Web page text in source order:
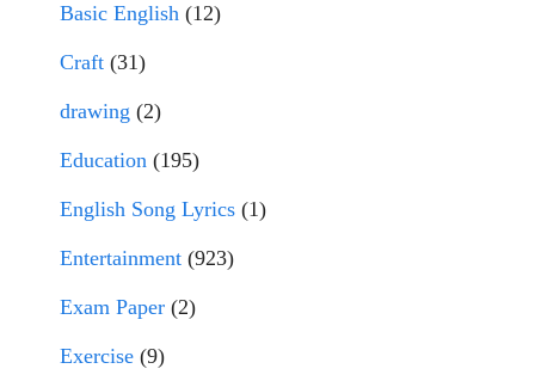
Basic English (12)
Craft (31)
drawing (2)
Education (195)
English Song Lyrics (1)
Entertainment (923)
Exam Paper (2)
Exercise (9)